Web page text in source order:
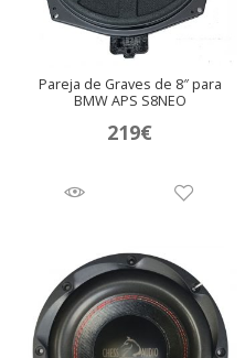
Pareja de Graves de 8″ para
BMW APS S8NEO
219€